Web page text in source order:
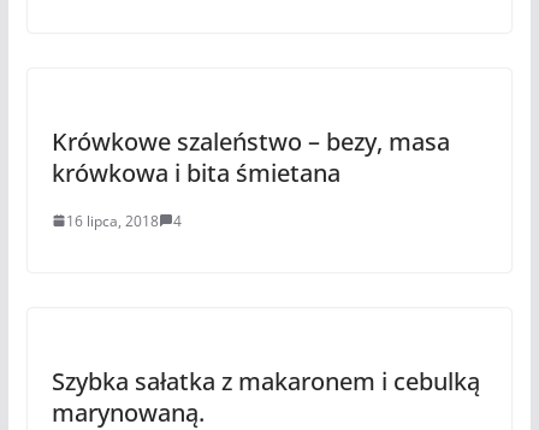
Krówkowe szaleństwo – bezy, masa
krówkowa i bita śmietana
16 lipca, 2018 4
Szybka sałatka z makaronem i cebulką
marynowaną.